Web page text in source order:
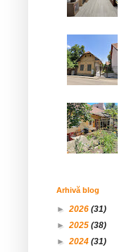
Arhivă blog
►2026 (31)
►2025 (38)
►2024 (31)